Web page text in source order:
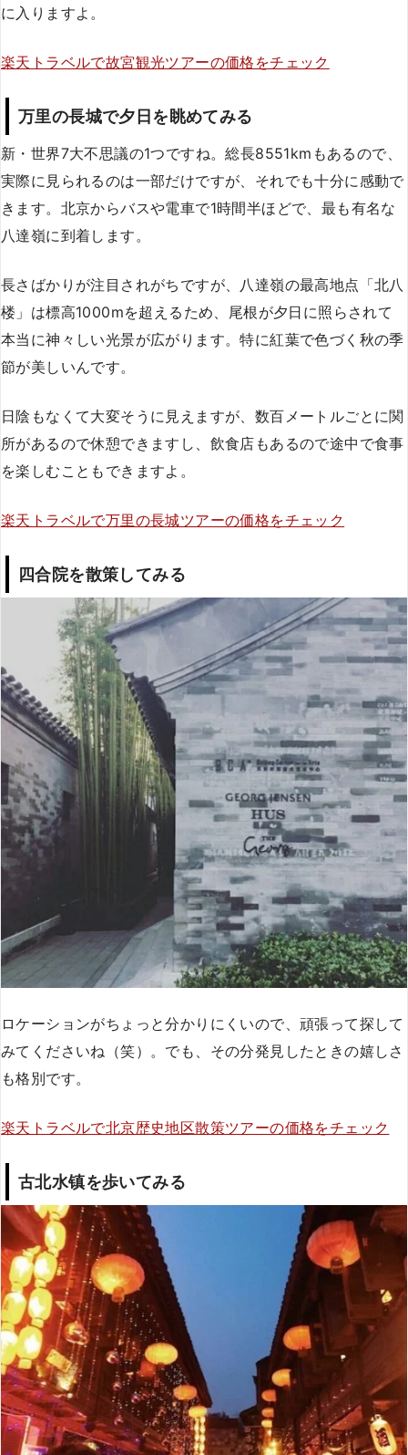
に入りますよ。
楽天トラベルで故宮観光ツアーの価格をチェック
万里の長城で夕日を眺めてみる
新・世界7大不思議の1つですね。総長8551kmもあるので、
実際に見られるのは一部だけですが、それでも十分に感動で
きます。北京からバスや電車で1時間半ほどで、最も有名な
八達嶺に到着します。
長さばかりが注目されがちですが、八達嶺の最高地点「北八
楼」は標高1000mを超えるため、尾根が夕日に照らされて
本当に神々しい光景が広がります。特に紅葉で色づく秋の季
節が美しいんです。
日陰もなくて大変そうに見えますが、数百メートルごとに関
所があるので休憩できますし、飲食店もあるので途中で食事
を楽しむこともできますよ。
楽天トラベルで万里の長城ツアーの価格をチェック
四合院を散策してみる
ロケーションがちょっと分かりにくいので、頑張って探して
みてくださいね（笑）。でも、その分発見したときの嬉しさ
も格別です。
楽天トラベルで北京歴史地区散策ツアーの価格をチェック
古北水镇を歩いてみる